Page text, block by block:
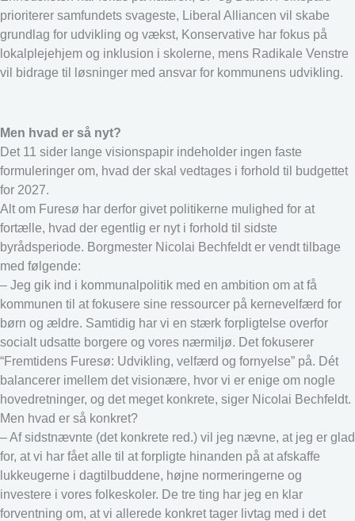
prioriterer samfundets svageste, Liberal Alliancen vil skabe
grundlag for udvikling og vækst, Konservative har fokus på
lokalplejehjem og inklusion i skolerne, mens Radikale Venstre
vil bidrage til løsninger med ansvar for kommunens udvikling.
Men hvad er så nyt?
Det 11 sider lange visionspapir indeholder ingen faste
formuleringer om, hvad der skal vedtages i forhold til budgettet
for 2027.
Alt om Furesø har derfor givet politikerne mulighed for at
fortælle, hvad der egentlig er nyt i forhold til sidste
byrådsperiode. Borgmester Nicolai Bechfeldt er vendt tilbage
med følgende:
– Jeg gik ind i kommunalpolitik med en ambition om at få
kommunen til at fokusere sine ressourcer på kernevelfærd for
børn og ældre. Samtidig har vi en stærk forpligtelse overfor
socialt udsatte borgere og vores nærmiljø. Det fokuserer
“Fremtidens Furesø: Udvikling, velfærd og fornyelse” på. Dét
balancerer imellem det visionære, hvor vi er enige om nogle
hovedretninger, og det meget konkrete, siger Nicolai Bechfeldt.
Men hvad er så konkret?
– Af sidstnævnte (det konkrete red.) vil jeg nævne, at jeg er glad
for, at vi har fået alle til at forpligte hinanden på at afskaffe
lukkeugerne i dagtilbuddene, højne normeringerne og
investere i vores folkeskoler. De tre ting har jeg en klar
forventning om, at vi allerede konkret tager livtag med i det